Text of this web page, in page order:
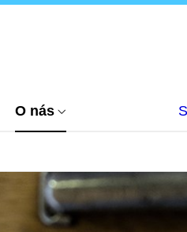
O nás